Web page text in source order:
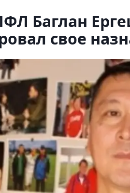
Баглан
свое